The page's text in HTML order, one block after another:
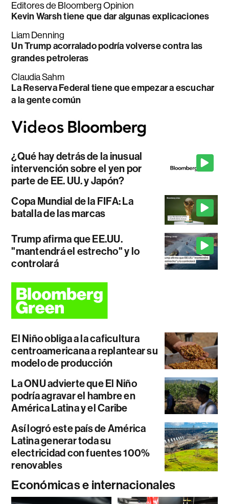
Editores de Bloomberg Opinion
Kevin Warsh tiene que dar algunas explicaciones
Liam Denning
Un Trump acorralado podría volverse contra las
grandes petroleras
Claudia Sahm
La Reserva Federal tiene que empezar a escuchar
a la gente común
¿Qué hay detrás de la inusual
intervención sobre el yen por
parte de EE. UU. y Japón?
Copa Mundial de la FIFA: La
batalla de las marcas
Trump afirma que EE.UU.
"mantendrá el estrecho" y lo
controlará
El Niño obliga a la caficultura
centroamericana a replantear su
modelo de producción
La ONU advierte que El Niño
podría agravar el hambre en
América Latina y el Caribe
Así logró este país de América
Latina generar toda su
electricidad con fuentes 100%
renovables
Económicas e internacionales